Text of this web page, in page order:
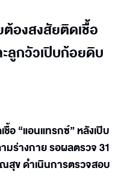
องสงสัยติดเชื้อ
ลูกวัวเปิบก้อยดิบ
อ “แอนแทรกซ์” หลังเปิบ
ร่างกาย รอผลตรวจ 31
ข ดำเนินการตรวจสอบ